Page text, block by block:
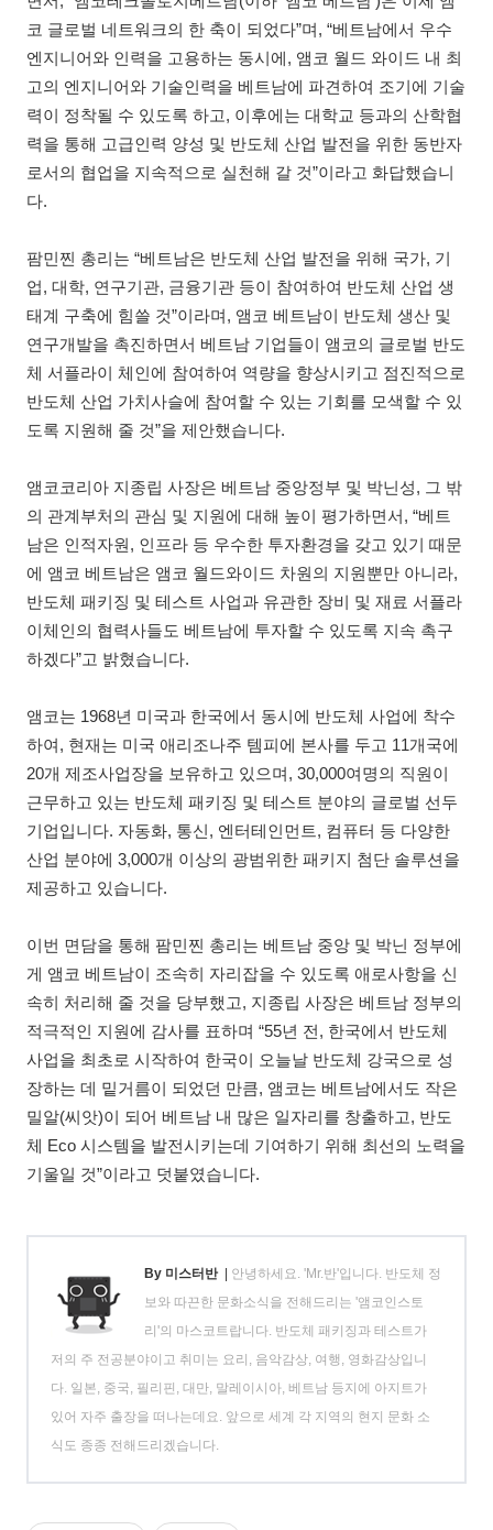
코 글로벌 네트워크의 한 축이 되었다”며, “베트남에서 우수
엔지니어와 인력을 고용하는 동시에, 앰코 월드 와이드 내 최
고의 엔지니어와 기술인력을 베트남에 파견하여 조기에 기술
력이 정착될 수 있도록 하고, 이후에는 대학교 등과의 산학협
력을 통해 고급인력 양성 및 반도체 산업 발전을 위한 동반자
로서의 협업을 지속적으로 실천해 갈 것”이라고 화답했습니
다.
팜민찐 총리는 “베트남은 반도체 산업 발전을 위해 국가, 기
업, 대학, 연구기관, 금융기관 등이 참여하여 반도체 산업 생
태계 구축에 힘쓸 것”이라며, 앰코 베트남이 반도체 생산 및
연구개발을 촉진하면서 베트남 기업들이 앰코의 글로벌 반도
체 서플라이 체인에 참여하여 역량을 향상시키고 점진적으로
반도체 산업 가치사슬에 참여할 수 있는 기회를 모색할 수 있
도록 지원해 줄 것”을 제안했습니다.
앰코코리아 지종립 사장은 베트남 중앙정부 및 박닌성, 그 밖
의 관계부처의 관심 및 지원에 대해 높이 평가하면서, “베트
남은 인적자원, 인프라 등 우수한 투자환경을 갖고 있기 때문
에 앰코 베트남은 앰코 월드와이드 차원의 지원뿐만 아니라,
반도체 패키징 및 테스트 사업과 유관한 장비 및 재료 서플라
이체인의 협력사들도 베트남에 투자할 수 있도록 지속 촉구
하겠다”고 밝혔습니다.
앰코는 1968년 미국과 한국에서 동시에 반도체 사업에 착수
하여, 현재는 미국 애리조나주 템피에 본사를 두고 11개국에
20개 제조사업장을 보유하고 있으며, 30,000여명의 직원이
근무하고 있는 반도체 패키징 및 테스트 분야의 글로벌 선두
기업입니다. 자동화, 통신, 엔터테인먼트, 컴퓨터 등 다양한
산업 분야에 3,000개 이상의 광범위한 패키지 첨단 솔루션을
제공하고 있습니다.
이번 면담을 통해 팜민찐 총리는 베트남 중앙 및 박닌 정부에
게 앰코 베트남이 조속히 자리잡을 수 있도록 애로사항을 신
속히 처리해 줄 것을 당부했고, 지종립 사장은 베트남 정부의
적극적인 지원에 감사를 표하며 “55년 전, 한국에서 반도체
사업을 최초로 시작하여 한국이 오늘날 반도체 강국으로 성
장하는 데 밑거름이 되었던 만큼, 앰코는 베트남에서도 작은
밀알(씨앗)이 되어 베트남 내 많은 일자리를 창출하고, 반도
체 Eco 시스템을 발전시키는데 기여하기 위해 최선의 노력을
기울일 것”이라고 덧붙였습니다.
By 미스터반 | 안녕하세요. 'Mr.반'입니다. 반도체 정
보와 따끈한 문화소식을 전해드리는 '앰코인스토
리'의 마스코트랍니다. 반도체 패키징과 테스트가
저의 주 전공분야이고 취미는 요리, 음악감상, 여행, 영화감상입니
다. 일본, 중국, 필리핀, 대만, 말레이시아, 베트남 등지에 아지트가
있어 자주 출장을 떠나는데요. 앞으로 세계 각 지역의 현지 문화 소
식도 종종 전해드리겠습니다.